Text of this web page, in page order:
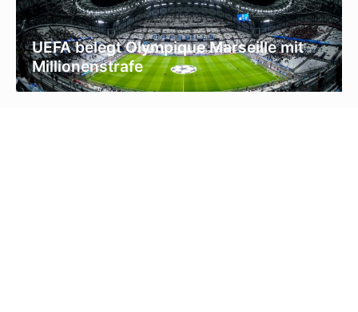
UEFA belegt Olympique Marseille mit
Millionenstrafe